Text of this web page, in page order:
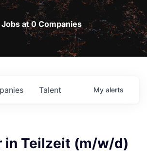
at 0 Companies
Talent My alerts
in Teilzeit (m/w/d)